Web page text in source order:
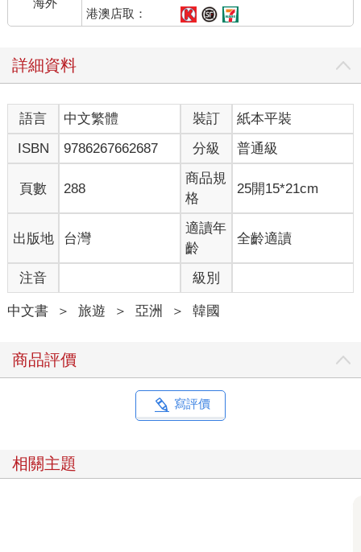
港澳店取：
詳細資料
語言 中文繁體 裝訂
紙本平裝
ISBN
9786267662687 分級 普通級
頁數 288
商品規
格
25開15*21cm
出版地 台灣
適讀年
齡
全齡適讀
注音 級別
中文書 ＞ 旅遊 ＞ 亞洲 ＞ 韓國
商品評價
寫評價
相關主題